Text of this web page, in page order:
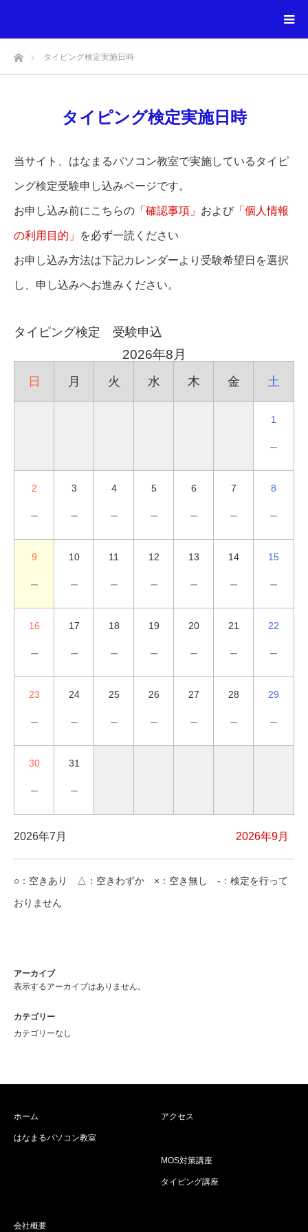
ホームタイピング検定実施日時
タイピング検定実施日時
当サイト、はなまるパソコン教室で実施しているタイピ
ング検定受験申し込みページです。
お申し込み前にこちらの「 確認事項」 および 「個人情報
の利用目的」 を必ず一読ください
お申し込み方法は下記カレンダーより受験希望日を選択
し、申し込みへお進みください。
タイピング検定 受験申込
2026年8月
日 月 火 水 木 金 土
1
－
2
－
3
－
4
－
5
－
6
－
7
－
8
－
9
－
10
－
11
－
12
－
13
－
14
－
15
－
16
－
17
－
18
－
19
－
20
－
21
－
22
－
23
－
24
－
25
－
26
－
27
－
28
－
29
－
30
－
31
－
2026年7月 2026年9月
○：空きあり △：空きわずか ×：空き無し -：検定を行って
おりません
アーカイブ
表示するアーカイブはありません。
カテゴリー
カテゴリーなし
ホーム
はなまるパソコン教室
アクセス
MOS対策講座
タイピング講座
会社概要